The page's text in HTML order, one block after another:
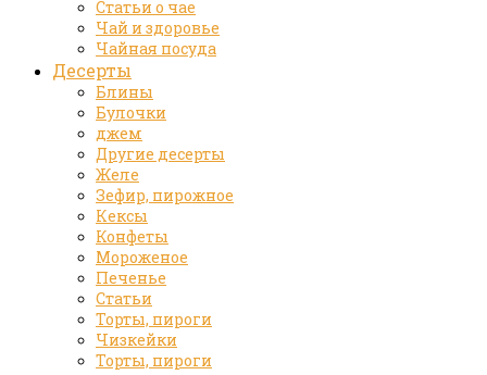
Статьи о чае
Чай и здоровье
Чайная посуда
Десерты
Блины
Булочки
джем
Другие десерты
Желе
Зефир, пирожное
Кексы
Конфеты
Мороженое
Печенье
Статьи
Торты, пироги
Чизкейки
Торты, пироги